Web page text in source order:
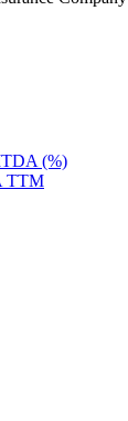
(%)
TTM